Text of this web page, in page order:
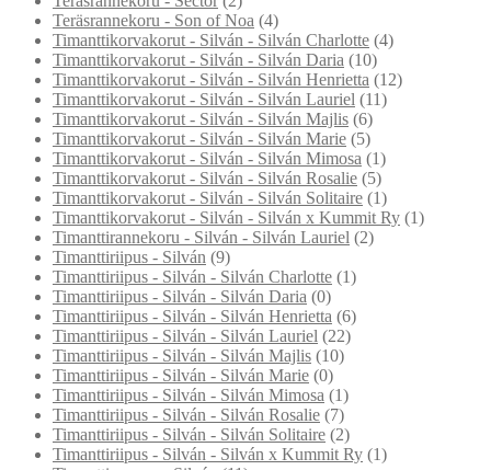
Teräsrannekoru - Son of Noa (4)
Timanttikorvakorut - Silván - Silván Charlotte (4)
Timanttikorvakorut - Silván - Silván Daria (10)
Timanttikorvakorut - Silván - Silván Henrietta (12)
Timanttikorvakorut - Silván - Silván Lauriel (11)
Timanttikorvakorut - Silván - Silván Majlis (6)
Timanttikorvakorut - Silván - Silván Marie (5)
Timanttikorvakorut - Silván - Silván Mimosa (1)
Timanttikorvakorut - Silván - Silván Rosalie (5)
Timanttikorvakorut - Silván - Silván Solitaire (1)
Timanttikorvakorut - Silván - Silván x Kummit Ry (1)
Timanttirannekoru - Silván - Silván Lauriel (2)
Timanttiriipus - Silván (9)
Timanttiriipus - Silván - Silván Charlotte (1)
Timanttiriipus - Silván - Silván Daria (0)
Timanttiriipus - Silván - Silván Henrietta (6)
Timanttiriipus - Silván - Silván Lauriel (22)
Timanttiriipus - Silván - Silván Majlis (10)
Timanttiriipus - Silván - Silván Marie (0)
Timanttiriipus - Silván - Silván Mimosa (1)
Timanttiriipus - Silván - Silván Rosalie (7)
Timanttiriipus - Silván - Silván Solitaire (2)
Timanttiriipus - Silván - Silván x Kummit Ry (1)